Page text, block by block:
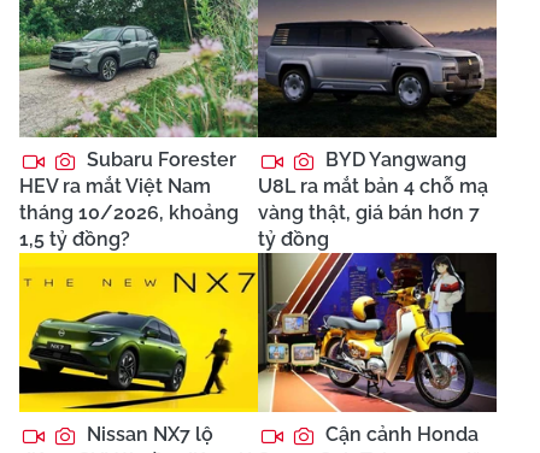
Subaru Forester
HEV ra mắt Việt Nam
tháng 10/2026, khoảng
1,5 tỷ đồng?
BYD Yangwang
U8L ra mắt bản 4 chỗ mạ
vàng thật, giá bán hơn 7
tỷ đồng
Nissan NX7 lộ
Cận cảnh Honda